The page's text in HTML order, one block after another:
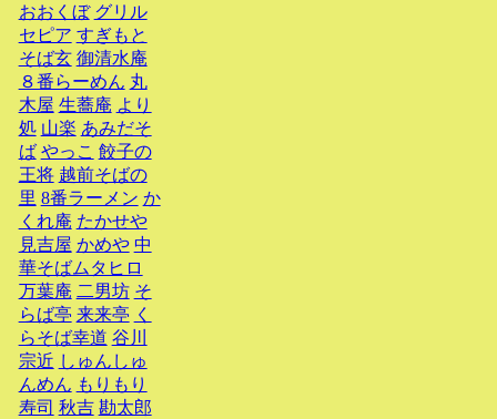
おおくぼ グリル
セピア すぎもと
そば玄 御清水庵
８番らーめん 丸
木屋 生蕎庵 より
処 山楽 あみだそ
ば やっこ 餃子の
王将 越前そばの
里 8番ラーメン か
くれ庵 たかせや
見吉屋 かめや 中
華そばムタヒロ
万葉庵 二男坊 そ
らば亭 来来亭 く
らそば幸道 谷川
宗近 しゅんしゅ
んめん もりもり
寿司 秋吉 勘太郎